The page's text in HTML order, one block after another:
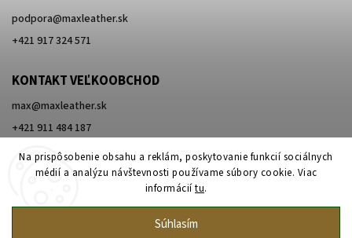
Na prispôsobenie obsahu a reklám, poskytovanie funkcií sociálnych
médií a analýzu návštevnosti používame súbory cookie. Viac
informáciítu.
Súhlasím
podpora@maxleather.sk
+421 917 324 571
KONTAKT VEĽKOOBCHOD
max@maxleather.sk
+421 911 484 187